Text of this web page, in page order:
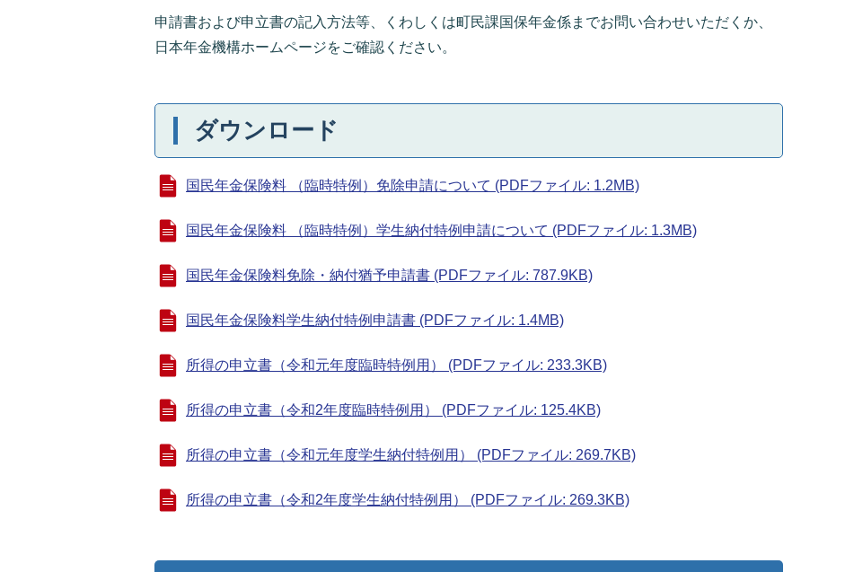
申請書および申立書の記入方法等、くわしくは町民課国保年金係までお問い合わせいただくか、
日本年金機構ホームページをご確認ください。
ダウンロード
国民年金保険料 （臨時特例）免除申請について (PDFファイル: 1.2MB)
国民年金保険料 （臨時特例）学生納付特例申請について (PDFファイル: 1.3MB)
国民年金保険料免除・納付猶予申請書 (PDFファイル: 787.9KB)
国民年金保険料学生納付特例申請書 (PDFファイル: 1.4MB)
所得の申立書（令和元年度臨時特例用） (PDFファイル: 233.3KB)
所得の申立書（令和2年度臨時特例用） (PDFファイル: 125.4KB)
所得の申立書（令和元年度学生納付特例用） (PDFファイル: 269.7KB)
所得の申立書（令和2年度学生納付特例用） (PDFファイル: 269.3KB)